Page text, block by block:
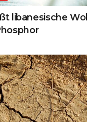
libanesische